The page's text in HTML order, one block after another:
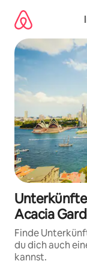
Inhalten
springen
Acacia
Finde
du dich auch
kannst.